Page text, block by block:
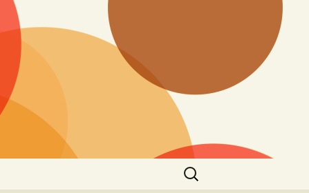
Suchen
nach: